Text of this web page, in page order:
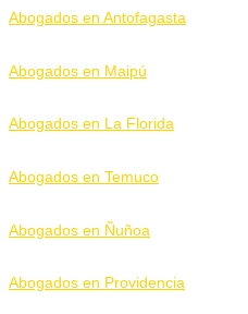
Abogados en Antofagasta
Abogados en Maipú
Abogados en La Florida
Abogados en Temuco
Abogados en Ñuñoa
Abogados en Providencia